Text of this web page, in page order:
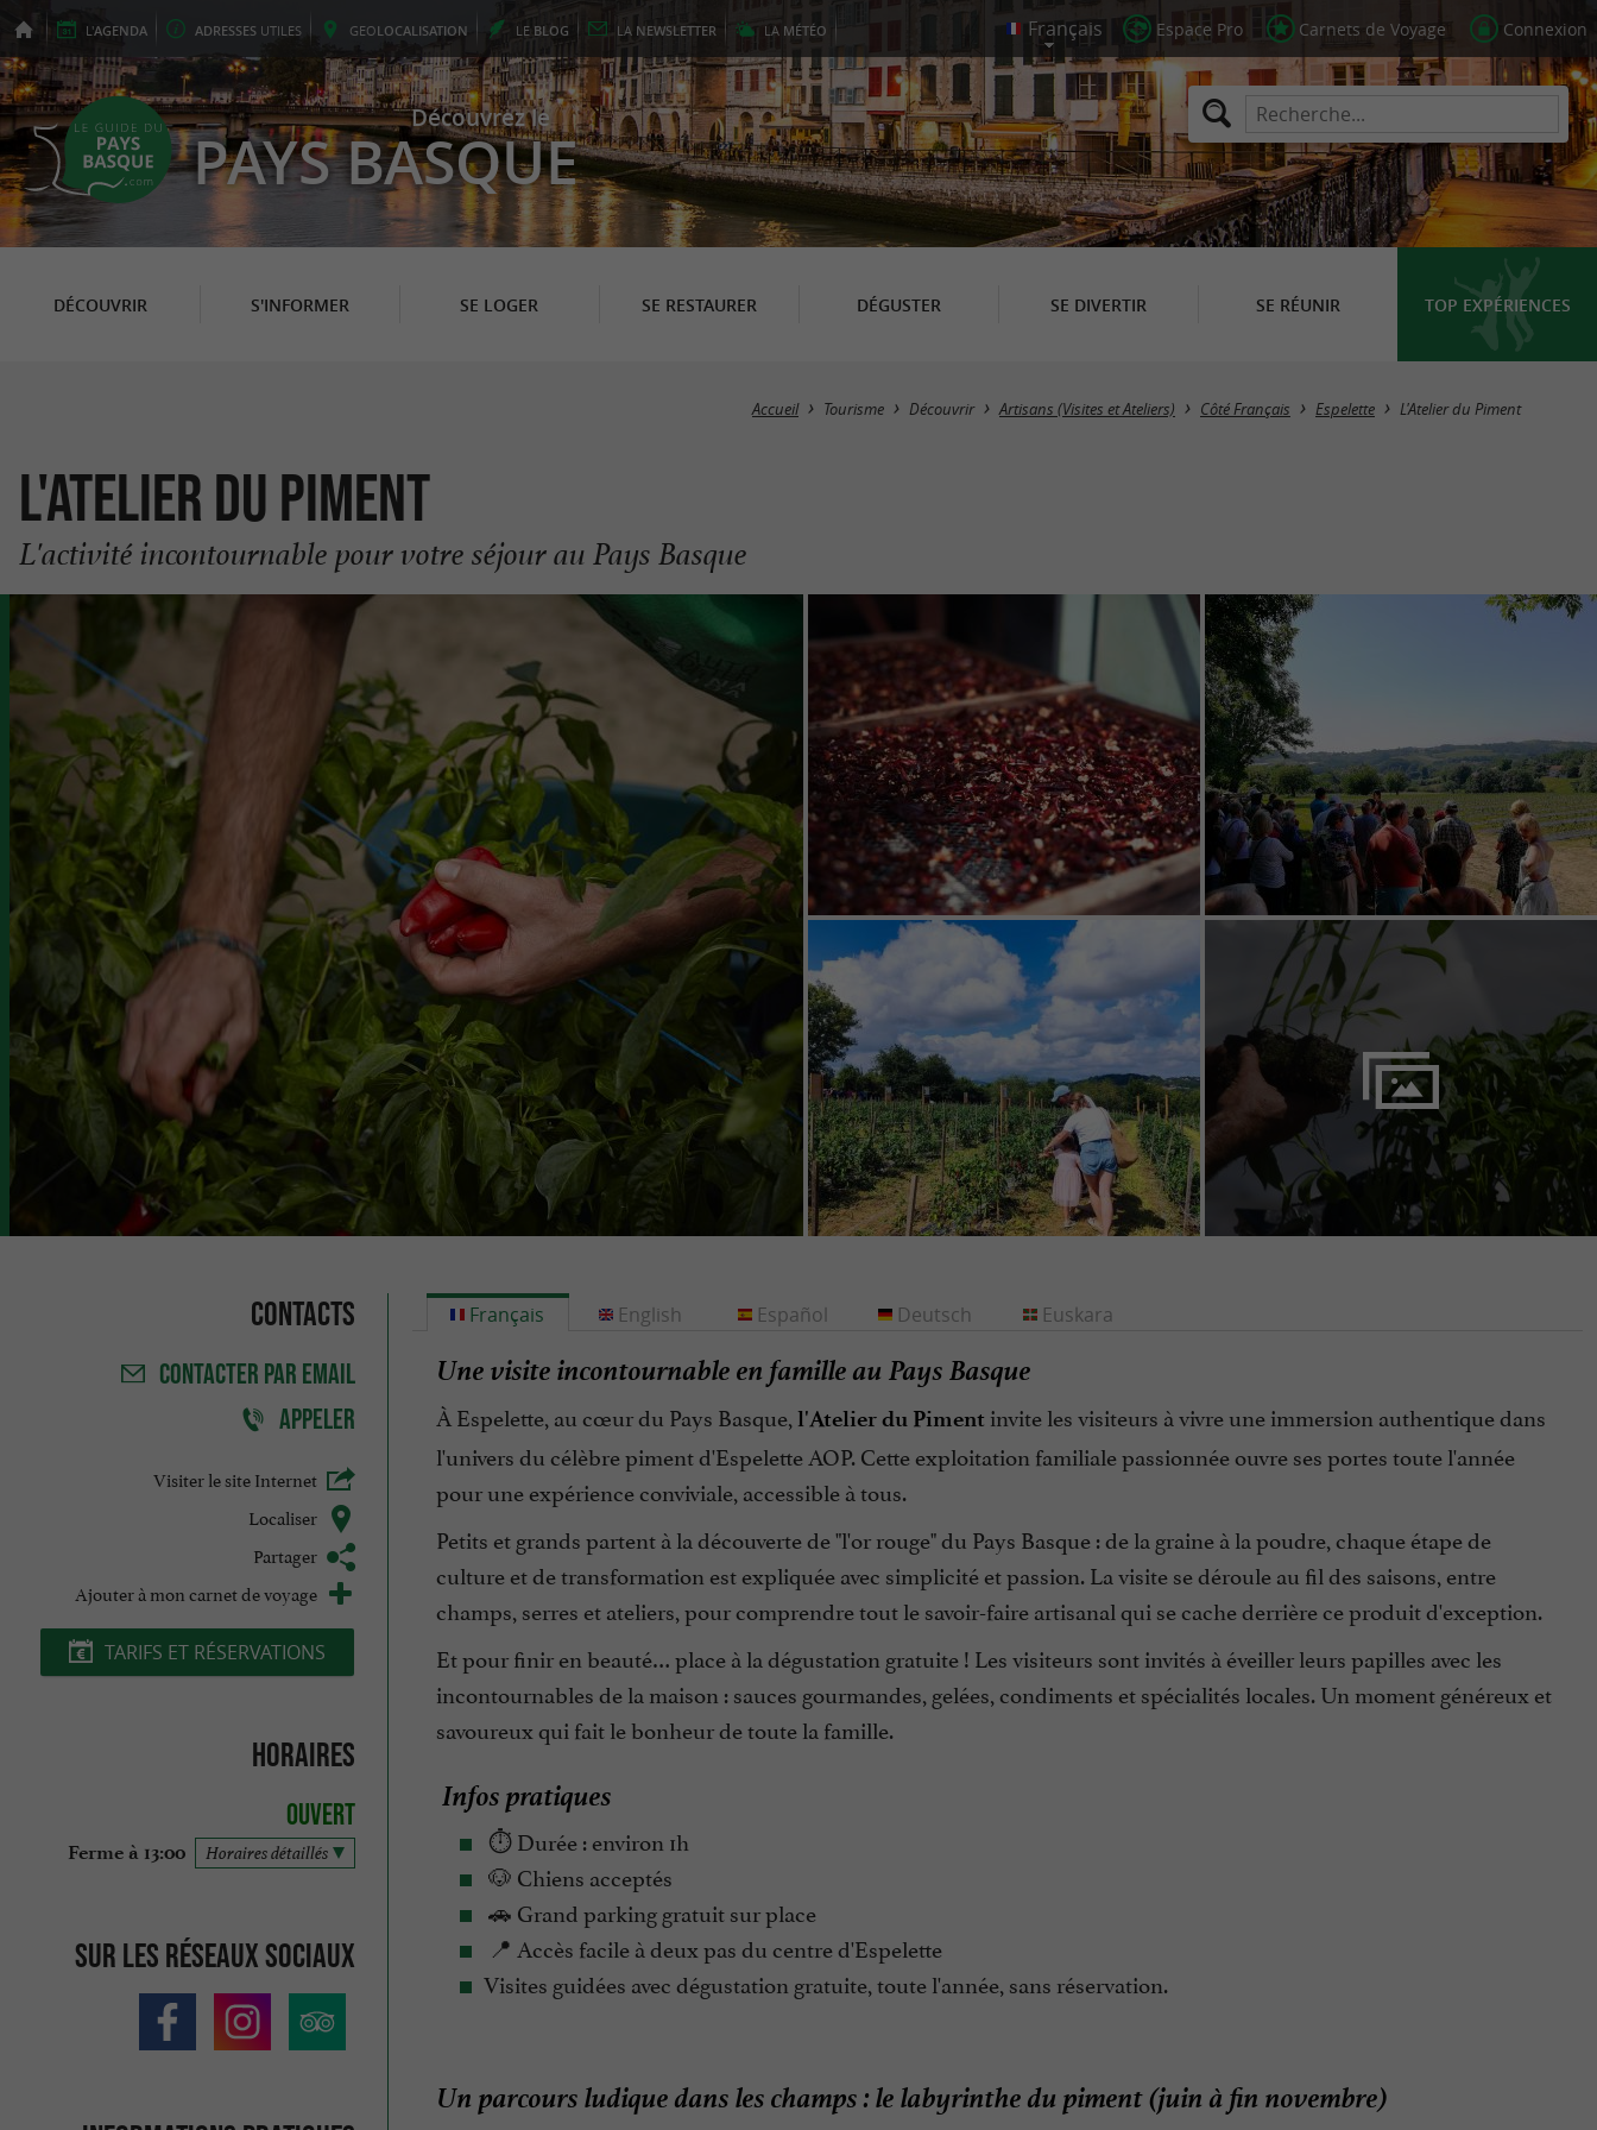
L'AGENDA ADRESSES UTILES GEOLOCALISATION LE BLOG LA NEWSLETTER LA MÉTÉO Espace Pro Carnets de Voyage Connexion
Découvrez le
PAYS BASQUE
DÉCOUVRIR S'INFORMER SE LOGER SE RESTAURER DÉGUSTER SE DIVERTIR SE RÉUNIR TOP EXPÉRIENCES
Accueil Tourisme Découvrir Artisans (Visites et Ateliers) Côté Français Espelette L'Atelier du Piment
L'Atelier du Piment
L'activité incontournable pour votre séjour au Pays Basque
Contacts
CONTACTER PAR EMAIL
APPELER
Visiter le site Internet
Localiser
Partager
Ajouter à mon carnet de voyage
TARIFS ET RÉSERVATIONS
Horaires
Ouvert
Ferme à 13:00 Horaires détaillés
Sur les réseaux sociaux
Français
Une visite incontournable en famille au Pays Basque
À Espelette, au cœur du Pays Basque, l'Atelier du Piment invite les visiteurs à vivre une immersion authentique dans
l'univers du célèbre piment d'Espelette AOP. Cette exploitation familiale passionnée ouvre ses portes toute l'année
pour une expérience conviviale, accessible à tous.
Petits et grands partent à la découverte de "l'or rouge" du Pays Basque : de la graine à la poudre, chaque étape de
culture et de transformation est expliquée avec simplicité et passion. La visite se déroule au fil des saisons, entre
champs, serres et ateliers, pour comprendre tout le savoir-faire artisanal qui se cache derrière ce produit d'exception.
Et pour finir en beauté… place à la dégustation gratuite ! Les visiteurs sont invités à éveiller leurs papilles avec les
incontournables de la maison : sauces gourmandes, gelées, condiments et spécialités locales. Un moment généreux et
savoureux qui fait le bonheur de toute la famille.
Infos pratiques
⏱️ Durée : environ 1h
🐶 Chiens acceptés
🚗 Grand parking gratuit sur place
📍 Accès facile à deux pas du centre d'Espelette
Visites guidées avec dégustation gratuite, toute l'année, sans réservation.
Un parcours ludique dans les champs : le labyrinthe du piment (juin à fin novembre)
English Español Deutsch Euskara